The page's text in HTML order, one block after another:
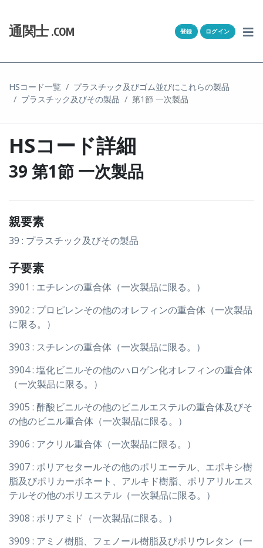
通関士 .COM 登録 ログイン
HSコード一覧
プラスチック及びゴム並びにこれらの製品
プラスチック及びその製品
第1節 一次製品
HSコード詳細
39 第1節 一次製品
親要素
39 : プラスチック及びその製品
子要素
3901 : エチレンの重合体（一次製品に限る。）
3902 : プロピレンその他のオレフィンの重合体（一次製品
に限る。）
3903 : スチレンの重合体（一次製品に限る。）
3904 : 塩化ビニルその他のハロゲン化オレフィンの重合体
（一次製品に限る。）
3905 : 酢酸ビニルその他のビニルエステルの重合体及びそ
の他のビニル重合体（一次製品に限る。）
3906 : アクリル重合体（一次製品に限る。）
3907 : ポリアセタールその他のポリエーテル、エポキシ樹
脂及びポリカーボネート、アルキド樹脂、ポリアリルエス
テルその他のポリエステル（一次製品に限る。）
3908 : ポリアミド（一次製品に限る。）
3909 : アミノ樹脂、フェノール樹脂及びポリウレタン（一
通関Ｑ＆Ａ
通関士NEWS
HSコード